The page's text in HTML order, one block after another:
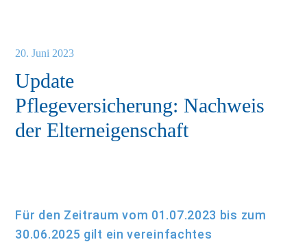
Update
Pflegeversicherung: Nachweis
der Elterneigenschaft
20. Juni 2023
Für den Zeitraum vom 01.07.2023 bis zum
30.06.2025 gilt ein vereinfachtes